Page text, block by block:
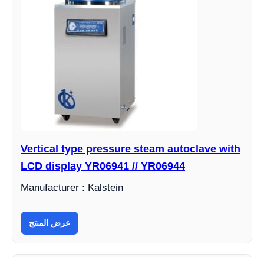
Vertical type pressure steam autoclave with
LCD display YR06941 // YR06944
Manufacturer : Kalstein
عرض المنتج